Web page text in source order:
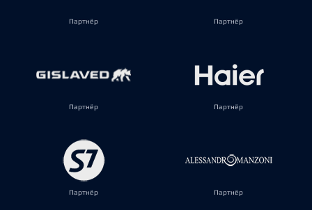
Партнёр Партнёр
Партнёр Партнёр
Партнёр Партнёр